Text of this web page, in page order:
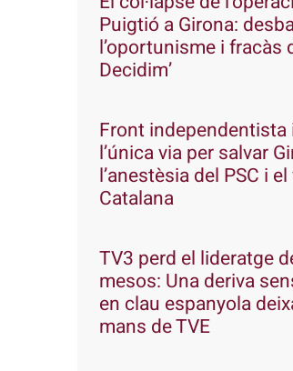
Puigtió a Girona:
l’oportunisme i fracàs
Decidim’
Front
l’única via per salvar
l’anestèsia del PSC i
Catalana
TV3 perd el lideratge
mesos: Una deriva
en clau espanyola
mans de TVE